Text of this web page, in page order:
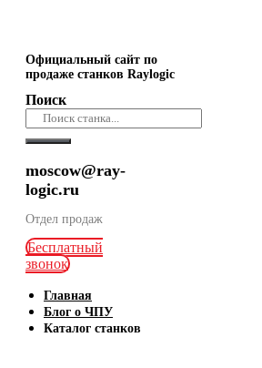
Официальный сайт по
продаже станков Raylogic
Поиск
moscow@ray-
logic.ru
Отдел продаж
Бесплатный
звонок
Главная
Блог о ЧПУ
Каталог станков